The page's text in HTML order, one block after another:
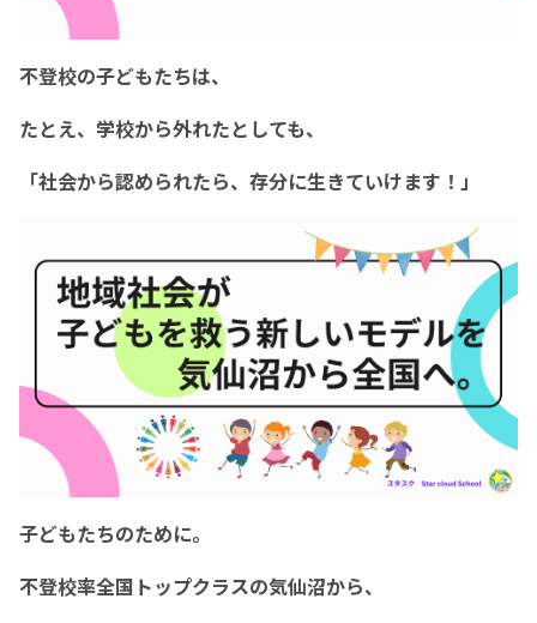
不登校の子どもたちは、
たとえ、学校から外れたとしても、
「社会から認められたら、存分に生きていけます！」
子どもたちのために。
不登校率全国トップクラスの気仙沼から、